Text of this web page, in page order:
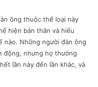
ông thuộc thể loại này
hiện bản thân và hiểu
nào. Những người đàn ông
động, nhưng họ thường
lần này đến lần khác, và